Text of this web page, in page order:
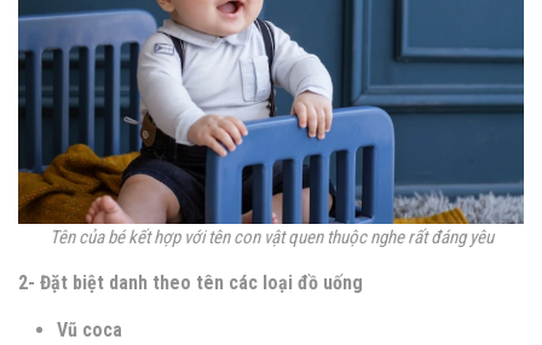
Tên của bé kết hợp với tên con vật quen thuộc nghe rất đáng yêu
2- Đặt biệt danh theo tên các loại đồ uống
Vũ coca